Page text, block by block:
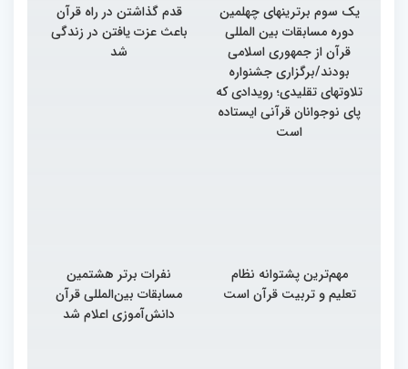
یک سوم برترینهای چهلمین
دوره مسابقات بین المللی
قرآن از جمهوری اسلامی
بودند/برگزاری جشنواره
تلاوتهای تقلیدی؛ رویدادی که
پای نوجوانان قرآنی ایستاده
است
قدم گذاشتن در راه قرآن
باعث عزت یافتن در زندگی
شد
مهم‌ترین پشتوانه نظام
تعلیم و تربیت قرآن است
نفرات برتر هشتمین
مسابقات بین‌المللی قرآن
دانش‌آموزی اعلام شد